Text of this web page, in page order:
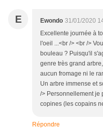
E Ewondo 31/01/2020
Excellente journée à
l'oeil ...<br /> <br />
bouleau ? Puisqu'il
genre très grand
aucun fromage ni le
Un arbre immense et
/> Personnellement je
copines (les copains
Répondre